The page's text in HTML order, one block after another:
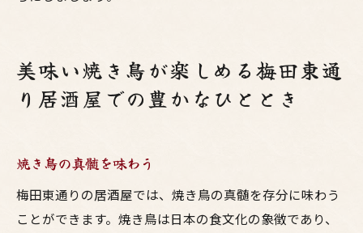
美味い焼き鳥が楽しめる梅田東通
り居酒屋での豊かなひととき
焼き鳥の真髄を味わう
梅田東通りの居酒屋では、焼き鳥の真髄を存分に味わう
ことができます。焼き鳥は日本の食文化の象徴であり、